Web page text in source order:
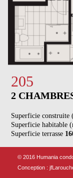
205
2
Superficie construite
Superficie habitable
Superficie terrasse
© 2016 Humania
Conception :